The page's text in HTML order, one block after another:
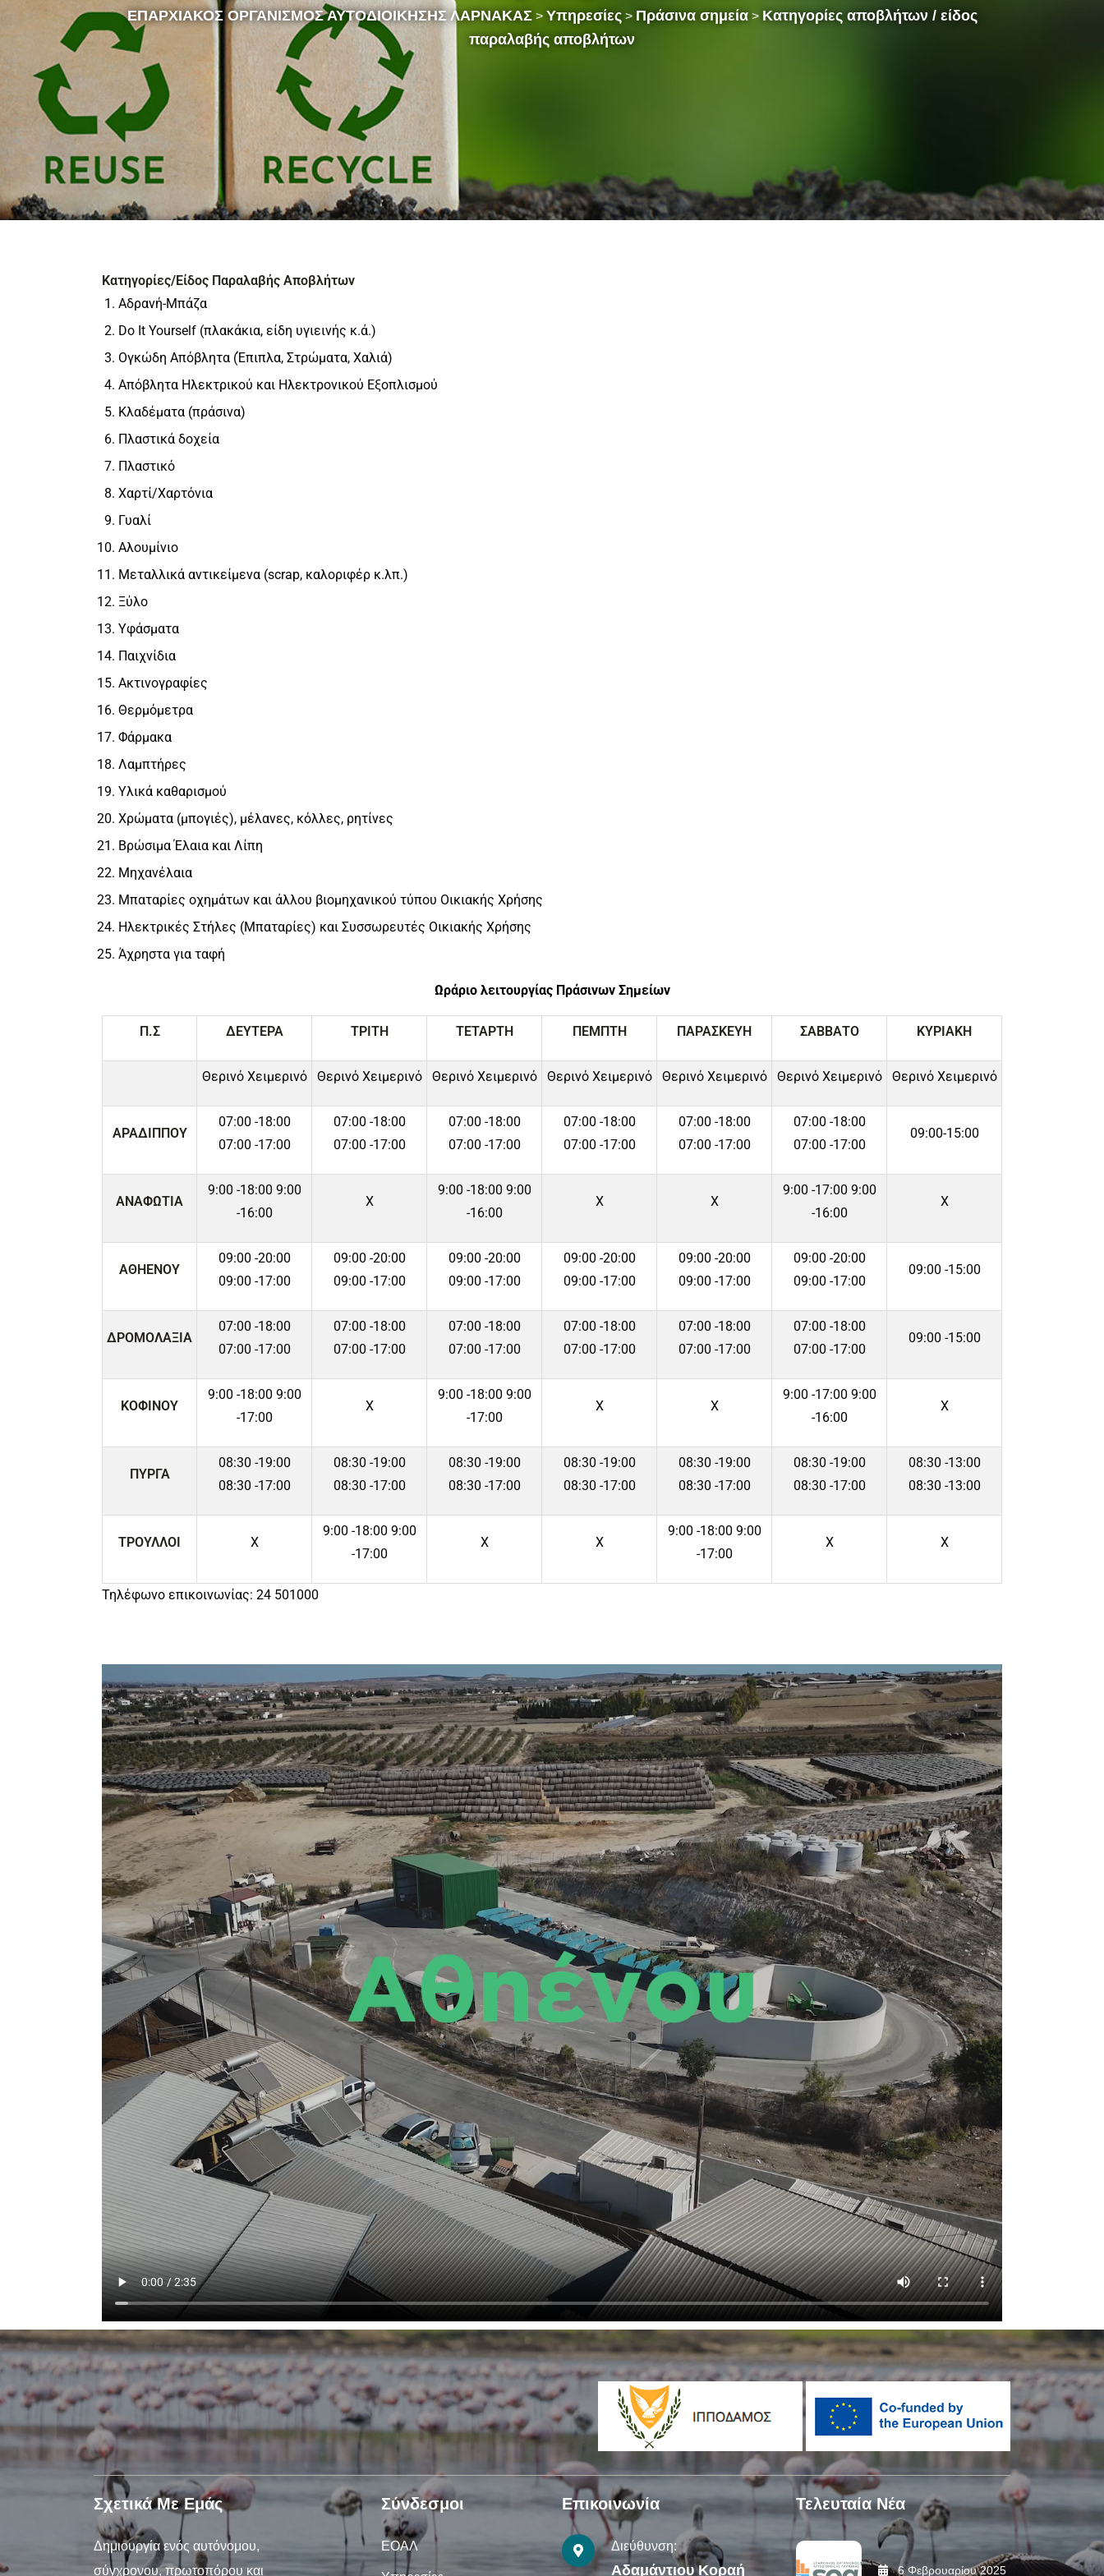
ΕΠΑΡΧΙΑΚΟΣ ΟΡΓΑΝΙΣΜΟΣ ΑΥΤΟΔΙΟΙΚΗΣΗΣ ΛΑΡΝΑΚΑΣ> Υπηρεσίες> Πράσινα σημεία> Κατηγορίες αποβλήτων / είδος
παραλαβής αποβλήτων
Κατηγορίες/Είδος Παραλαβής Αποβλήτων
Αδρανή-Μπάζα
Do It Yourself (πλακάκια, είδη υγιεινής κ.ά.)
Ογκώδη Απόβλητα (Έπιπλα, Στρώματα, Χαλιά)
Απόβλητα Ηλεκτρικού και Ηλεκτρονικού Εξοπλισμού
Κλαδέματα (πράσινα)
Πλαστικά δοχεία
Πλαστικό
Χαρτί/Χαρτόνια
Γυαλί
Αλουμίνιο
Μεταλλικά αντικείμενα (scrap, καλοριφέρ κ.λπ.)
Ξύλο
Υφάσματα
Παιχνίδια
Ακτινογραφίες
Θερμόμετρα
Φάρμακα
Λαμπτήρες
Υλικά καθαρισμού
Χρώματα (μπογιές), μέλανες, κόλλες, ρητίνες
Βρώσιμα Έλαια και Λίπη
Μηχανέλαια
Μπαταρίες οχημάτων και άλλου βιομηχανικού τύπου Οικιακής Χρήσης
Ηλεκτρικές Στήλες (Μπαταρίες) και Συσσωρευτές Οικιακής Χρήσης
Άχρηστα για ταφή
Ωράριο λειτουργίας Πράσινων Σημείων
Π.Σ ΔΕΥΤΕΡΑ ΤΡΙΤΗ ΤΕΤΑΡΤΗ ΠΕΜΠΤΗ ΠΑΡΑΣΚΕΥΗ ΣΑΒΒΑΤΟ ΚΥΡΙΑΚΗ
Θερινό Χειμερινό Θερινό Χειμερινό Θερινό Χειμερινό Θερινό Χειμερινό Θερινό Χειμερινό Θερινό Χειμερινό Θερινό Χειμερινό
ΑΡΑΔΙΠΠΟΥ
07:00 -18:00
07:00 -17:00
07:00 -18:00
07:00 -17:00
07:00 -18:00
07:00 -17:00
07:00 -18:00
07:00 -17:00
07:00 -18:00
07:00 -17:00
07:00 -18:00
07:00 -17:00
09:00-15:00
ΑΝΑΦΩΤΙΑ
9:00 -18:00 9:00
-16:00
Χ
9:00 -18:00 9:00
-16:00
Χ Χ
9:00 -17:00 9:00
-16:00
Χ
ΑΘΗΕΝΟΥ
09:00 -20:00
09:00 -17:00
09:00 -20:00
09:00 -17:00
09:00 -20:00
09:00 -17:00
09:00 -20:00
09:00 -17:00
09:00 -20:00
09:00 -17:00
09:00 -20:00
09:00 -17:00
09:00 -15:00
ΔΡΟΜΟΛΑΞΙΑ
07:00 -18:00
07:00 -17:00
07:00 -18:00
07:00 -17:00
07:00 -18:00
07:00 -17:00
07:00 -18:00
07:00 -17:00
07:00 -18:00
07:00 -17:00
07:00 -18:00
07:00 -17:00
09:00 -15:00
ΚΟΦΙΝΟΥ
9:00 -18:00 9:00
-17:00
Χ
9:00 -18:00 9:00
-17:00
Χ Χ
9:00 -17:00 9:00
-16:00
Χ
ΠΥΡΓΑ
08:30 -19:00
08:30 -17:00
08:30 -19:00
08:30 -17:00
08:30 -19:00
08:30 -17:00
08:30 -19:00
08:30 -17:00
08:30 -19:00
08:30 -17:00
08:30 -19:00
08:30 -17:00
08:30 -13:00
08:30 -13:00
ΤΡΟΥΛΛΟΙ Χ
9:00 -18:00 9:00
-17:00
Χ Χ
9:00 -18:00 9:00
-17:00
Χ Χ
Τηλέφωνο επικοινωνίας: 24 501000
Σχετικά Με Εμάς
Δημιουργία ενός αυτόνομου,
σύγχρονου, πρωτοπόρου και
Σύνδεσμοι
ΕΟΑΛ
Επικοινωνία
Διεύθυνση:
Αδαμάντιου Κοραή
Τελευταία Νέα
6 Φεβρουαρίου 2025